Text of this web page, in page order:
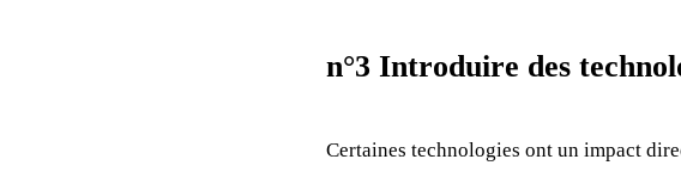
n°3 Introduire des
Certaines technologies ont un impact